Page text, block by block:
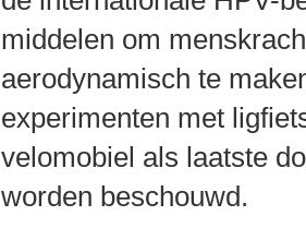
middelen om
aerodynamisch te
experimenten met
velomobiel als laatste
worden beschouwd.